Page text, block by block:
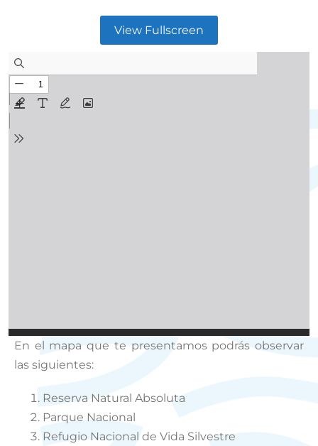
View Fullscreen
En el mapa que te presentamos podrás observar
las siguientes:
Reserva Natural Absoluta
Parque Nacional
Refugio Nacional de Vida Silvestre